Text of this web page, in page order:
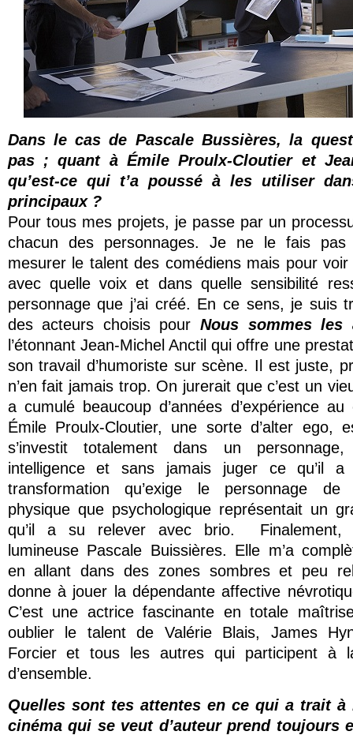
Dans le cas de Pascale Bussières, la
pas ; quant à Émile Proulx-Cloutier et
qu’est-ce qui t’a poussé à les utiliser
principaux ?
Pour tous mes projets, je passe par un
chacun des personnages. Je ne le fais
mesurer le talent des comédiens mais pour
avec quelle voix et dans quelle sensibilité
personnage que j’ai créé. En ce sens, je suis
des acteurs choisis pour Nous sommes les
l’étonnant Jean-Michel Anctil qui offre une
son travail d’humoriste sur scène. Il est juste,
n’en fait jamais trop. On jurerait que c’est un
a cumulé beaucoup d’années d’expérience
Émile Proulx-Cloutier, une sorte d’alter ego,
s’investit totalement dans un
intelligence et sans jamais juger ce qu’il
transformation qu’exige le personnage de
physique que psychologique représentait un
qu’il a su relever avec brio. Finalement,
lumineuse Pascale Buissières. Elle m’a
en allant dans des zones sombres et peu
donne à jouer la dépendante affective
C’est une actrice fascinante en totale
oublier le talent de Valérie Blais, James
Forcier et tous les autres qui participent à
d’ensemble.
Quelles sont tes attentes en ce qui a trait
cinéma qui se veut d’auteur prend toujours